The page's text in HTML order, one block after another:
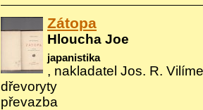
Zátopa
Hloucha Joe
japanistika
, nakladatel Jos. R.
dřevoryty
převazba